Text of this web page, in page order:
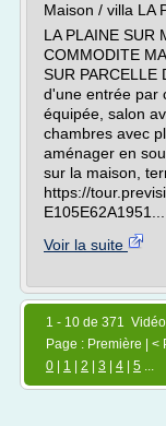
Maison / villa LA
LA PLAINE SUR
COMMODITE
SUR PARCELLE
d'une entrée par
équipée, salon
chambres avec
aménager en
sur la maison,
https://
E105E62A1951...
Voir la suite
1 - 10 de 371
Page : Première | <
0
1 2 3 4 5 ...